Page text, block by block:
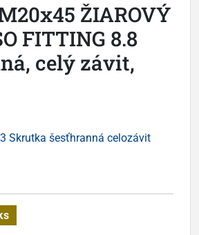
ŽIAROVÝ
FITTING 8.8
celý závit,
Skrutka šesťhranná celozávit